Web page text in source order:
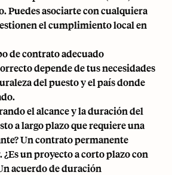
Puedes asociarte con cualquiera
el cumplimiento local en
de contrato adecuado
depende de tus necesidades
del puesto y el país donde
el alcance y la duración del
a largo plazo que requiere una
Un contrato permanente
un proyecto a corto plazo con
acuerdo de duración